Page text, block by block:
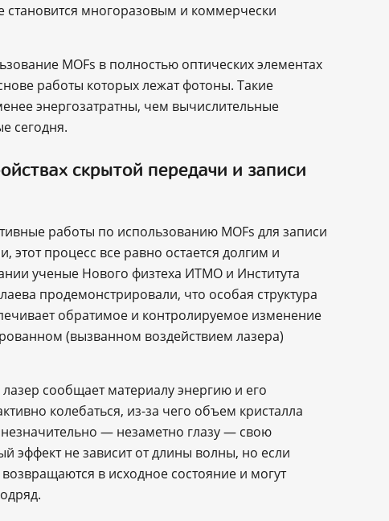
становится многоразовым и коммерчески
MOFs в полностью оптических элементах
работы которых лежат фотоны. Такие
энергозатратны, чем вычислительные
сегодня.
скрытой передачи и записи
работы по использованию MOFs для записи
процесс все равно остается долгим и
ученые Нового физтеха ИТМО и Института
продемонстрировали, что особая структура
обратимое и контролируемое изменение
(вызванном воздействием лазера)
сообщает материалу энергию и его
колебаться, из-за чего объем кристалла
— незаметно глазу — свою
эффект не зависит от длины волны, но если
в исходное состояние и могут